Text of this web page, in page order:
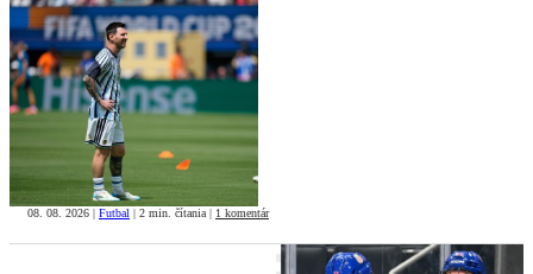
6000
nenávistných
správ
08. 08. 2026 | Futbal | 2 min. čítania | 1 komentár